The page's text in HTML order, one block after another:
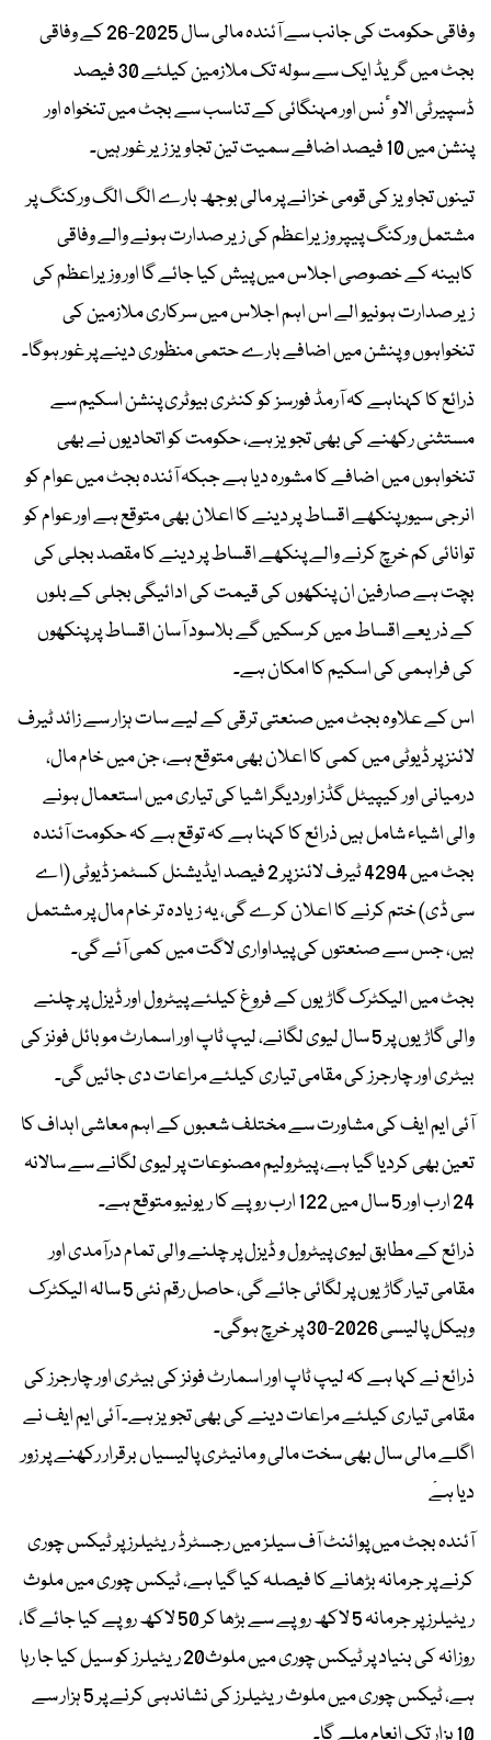
وفاقی حکومت کی جانب سے آئندہ مالی سال 2025-26 کے وفاقی
بجٹ میں گریڈ ایک سے سولہ تک ملازمین کیلئے 30 فیصد
ڈسپیرٹی الاوٴنس اور مہنگائی کے تناسب سے بجٹ میں تنخواہ اور
پنشن میں 10 فیصد اضافے سمیت تین تجاویز زیر غور ہیں۔
تینوں تجاویز کی قومی خزانے پر مالی بوجھ بارے الگ الگ ورکنگ پر
مشتمل ورکنگ پیپر وزیراعظم کی زیر صدارت ہونے والے وفاقی
کابینہ کے خصوصی اجلاس میں پیش کیا جائے گا اور وزیراعظم کی
زیر صدارت ہونیو الے اس اہم اجلاس میں سرکاری ملازمین کی
تنخواہوں و پنشن میں اضافے بارے حتمی منظوری دینے پر غور ہوگا۔
ذرائع کا کہناہے کہ آرمڈ فورسز کو کنٹری بیوٹری پنشن اسکیم سے
مستثنی رکھنے کی بھی تجویز ہے، حکومت کو اتحادیوں نے بھی
تنخواہوں میں اضافے کا مشورہ دیا ہے جبکہ آئندہ بجٹ میں عوام کو
انرجی سیور پنکھے اقساط پر دینے کا اعلان بھی متوقع ہے اور عوام کو
توانائی کم خرچ کرنے والے پنکھے اقساط پر دینے کا مقصد بجلی کی
بچت ہے صارفین ان پنکھوں کی قیمت کی ادائیگی بجلی کے بلوں
کے ذریعے اقساط میں کر سکیں گے بلاسود آسان اقساط پر پنکھوں
کی فراہمی کی اسکیم کا امکان ہے۔
اس کے علاوہ بجٹ میں صنعتی ترقی کے لیے سات ہزار سے زائد ٹیرف
لائنز پر ڈیوٹی میں کمی کا اعلان بھی متوقع ہے، جن میں خام مال،
درمیانی اور کیپیٹل گڈز اوردیگر اشیا کی تیاری میں استعمال ہونے
والی اشیاء شامل ہیں ذرائع کا کہنا ہے کہ توقع ہے کہ حکومت آئندہ
بجٹ میں 4294 ٹیرف لائنز پر 2 فیصد ایڈیشنل کسٹمز ڈیوٹی (اے
سی ڈی) ختم کرنے کا اعلان کرے گی، یہ زیادہ تر خام مال پر مشتمل
ہیں، جس سے صنعتوں کی پیداواری لاگت میں کمی آئے گی۔
بجٹ میں الیکٹرک گاڑیوں کے فروغ کیلئے پیٹرول اور ڈیزل پر چلنے
والی گاڑیوں پر 5 سال لیوی لگانے، لیپ ٹاپ اور اسمارٹ موبائل فونز کی
بیٹری اور چارجرز کی مقامی تیاری کیلئے مراعات دی جائیں گی۔
آئی ایم ایف کی مشاورت سے مختلف شعبوں کے اہم معاشی اہداف کا
تعین بھی کردیا گیا ہے، پیٹرولیم مصنوعات پر لیوی لگانے سے سالانہ
24 ارب اور 5 سال میں 122 ارب روپے کا ریونیو متوقع ہے۔
ذرائع کے مطابق لیوی پیٹرول و ڈیزل پر چلنے والی تمام درآمدی اور
مقامی تیار گاڑیوں پر لگائی جائے گی، حاصل رقم نئی 5 سالہ الیکٹرک
وہیکل پالیسی 2026-30 پر خرچ ہوگی۔
ذرائع نے کہا ہے کہ لیپ ٹاپ اور اسمارٹ فونز کی بیٹری اور چارجرز کی
مقامی تیاری کیلئے مراعات دینے کی بھی تجویز ہے۔ آئی ایم ایف نے
اگلے مالی سال بھی سخت مالی و مانیٹری پالیسیاں برقرار رکھنے پر زور
دیا ہےْ
آئندہ بجٹ میں پوائنٹ آف سیلز میں رجسٹرڈ ریٹیلرز پر ٹیکس چوری
کرنے پر جرمانہ بڑھانے کا فیصلہ کیا گیا ہے، ٹیکس چوری میں ملوث
ریٹیلرز پر جرمانہ 5 لاکھ روپے سے بڑھا کر 50 لاکھ روپے کیا جائے گا،
روزانہ کی بنیاد پر ٹیکس چوری میں ملوث20 ریٹیلرز کو سیل کیا جا رہا
ہے، ٹیکس چوری میں ملوث ریٹیلرز کی نشاندہی کرنے پر 5 ہزار سے